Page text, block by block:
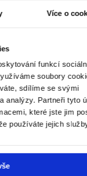
Více o
funkcí
soubory
sdílíme se svými
analýzy. Partneři tyto
které jste jim
používáte jejich
LINK